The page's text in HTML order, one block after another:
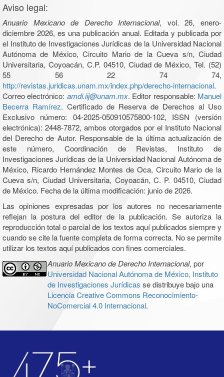
Aviso legal:
Anuario Mexicano de Derecho Internacional, vol. 26, enero-
diciembre 2026, es una publicación anual. Editada y publicada por
el Instituto de Investigaciones Jurídicas de la Universidad Nacional
Autónoma de México, Circuito Mario de la Cueva s/n, Ciudad
Universitaria, Coyoacán, C.P. 04510, Ciudad de México, Tel. (52)
55 56 22 74 74,
http://revistas.juridicas.unam.mx/index.php/derecho-internacional.
Correo electrónico: amdi.iij@unam.mx. Editor responsable: Manuel
Becerra Ramírez. Certificado de Reserva de Derechos al Uso
Exclusivo número: 04-2025-050910575800-102, ISSN (versión
electrónica): 2448-7872, ambos otorgados por el Instituto Nacional
del Derecho de Autor. Responsable de la última actualización de
este número, Coordinación de Revistas, Instituto de
Investigaciones Jurídicas de la Universidad Nacional Autónoma de
México, Ricardo Hernández Montes de Oca, Circuito Mario de la
Cueva s/n, Ciudad Universitaria, Coyoacán, C. P. 04510, Ciudad
de México. Fecha de la última modificación: junio de 2026.
Las opiniones expresadas por los autores no necesariamente
reflejan la postura del editor de la publicación. Se autoriza la
reproducción total o parcial de los textos aquí publicados siempre y
cuando se cite la fuente completa de forma correcta. No se permite
utilizar los textos aquí publicados con fines comerciales.
Anuario Mexicano de Derecho Internacional, por
Universidad Nacional Autónoma de México, Instituto
de Investigaciones Jurídicas se distribuye bajo una
Licencia Creative Commons Reconocimiento-
NoComercial 4.0 Internacional.